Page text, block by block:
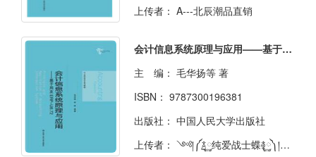
上传者： A---北辰潮品直销
会计信息系统原理与应用——基于用友 ERP-U8.72
主 编： 毛华扬等 著
ISBN： 9787300196381
出版社： 中国人民大学出版社
上传者： ༺།༼࿄࿆纯爱战士蝶࿅࿆༽།༻